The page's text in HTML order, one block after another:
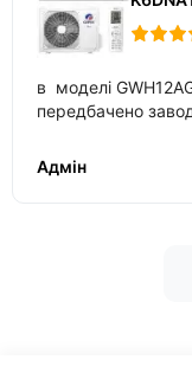
в моделі
передбачено
Адмін